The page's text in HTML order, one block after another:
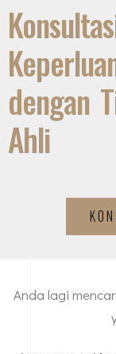
dengan
Ahli
Anda lagi